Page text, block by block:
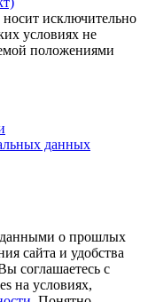
исключительно
условиях не
положениями
данных
о прошлых
сайта и удобства
соглашаетесь с
на условиях,